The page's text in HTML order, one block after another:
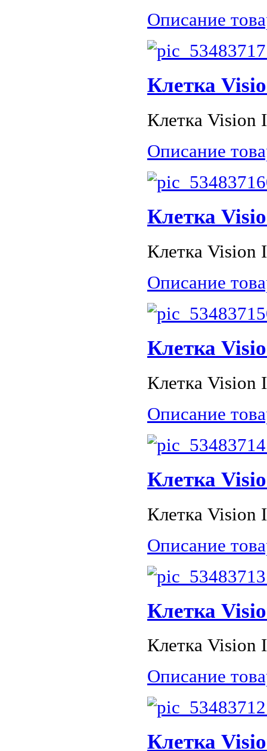
Описание
Клетка
Клетка Vision
Описание
Клетка
Клетка Vision
Описание
Клетка
Клетка Vision
Описание
Клетка
Клетка Vision
Описание
Клетка
Клетка Vision
Описание
Клетка